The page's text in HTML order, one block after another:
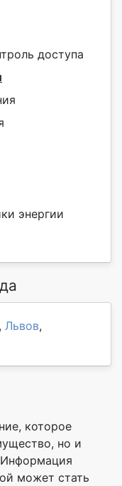
доступа
энергии
, Львов,
которое
но и
может стать